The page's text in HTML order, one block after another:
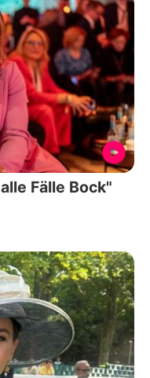
Fälle Bock"